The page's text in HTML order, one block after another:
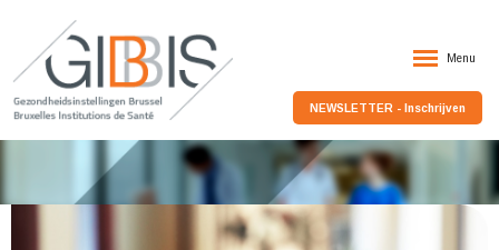
Menu
NEWSLETTER - Inschrijven